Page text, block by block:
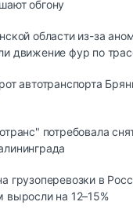
обгону
области из-за
движение фур по
автотранспорта
потребовала
грузоперевозки в
выросли на 12–15%